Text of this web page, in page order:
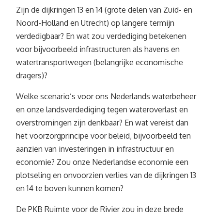
Zijn de dijkringen 13 en 14 (grote delen van Zuid- en
Noord-Holland en Utrecht) op langere termijn
verdedigbaar? En wat zou verdediging betekenen
voor bijvoorbeeld infrastructuren als havens en
watertransportwegen (belangrijke economische
dragers)?
Welke scenario’s voor ons Nederlands waterbeheer
en onze landsverdediging tegen wateroverlast en
overstromingen zijn denkbaar? En wat vereist dan
het voorzorgprincipe voor beleid, bijvoorbeeld ten
aanzien van investeringen in infrastructuur en
economie? Zou onze Nederlandse economie een
plotseling en onvoorzien verlies van de dijkringen 13
en 14 te boven kunnen komen?
De PKB Ruimte voor de Rivier zou in deze brede